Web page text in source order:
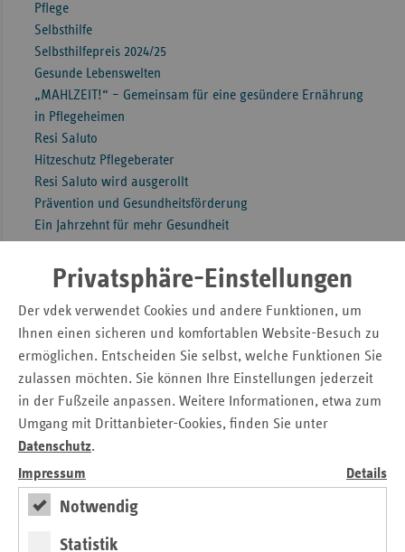
Privatsphäre-Einstellungen
Der vdek verwendet Cookies und andere Funktionen, um
Ihnen einen sicheren und komfortablen Website-Besuch zu
ermöglichen. Entscheiden Sie selbst, welche Funktionen Sie
zulassen möchten. Sie können Ihre Einstellungen jederzeit
in der Fußzeile anpassen. Weitere Informationen, etwa zum
Umgang mit Drittanbieter-Cookies, finden Sie unter
Datenschutz.
Impressum
Details
Notwendig
Statistik
Pflege
Selbsthilfe
Selbsthilfepreis 2024/25
Gesunde Lebenswelten
„MAHLZEIT!“ – Gemeinsam für eine gesündere Ernährung
in Pflegeheimen
Resi Saluto
Hitzeschutz Pflegeberater
Resi Saluto wird ausgerollt
Prävention und Gesundheitsförderung
Ein Jahrzehnt für mehr Gesundheit
Zuhause in der Pflege – gemeinsam statt einsam
Pflegebedürftige und pflegende Angehörige
„Pflege stärker vernetzen!“
Unterstützung Pflegefachkräfte
Pflege: Das Thema geht uns alle an!
Kommentar Martin Schneider
Archiv
Gesundheitspolitik
Positionen und Stellungnahmen
Ersatzkassenforum 2023
Interview mit Dr. Oliver Kusch, SPD